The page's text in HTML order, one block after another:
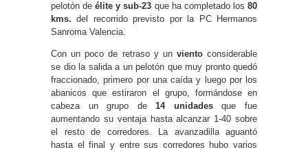
pelotón deélite y sub-23 que ha completado los80
kms. del recorrido previsto por la PC Hermanos
Sanroma Valencia.
Con un poco de retraso y un vientoconsiderable
se dio la salida a un pelotón que muy pronto quedó
fraccionado, primero por una caída y luego por los
abanicos que estiraron el grupo, formándose en
cabeza un grupo de14 unidadesque fue
aumentando su ventaja hasta alcanzar 1-40 sobre
el resto de corredores. La avanzadilla aguantó
hasta el final y entre sus corredores hubo varios